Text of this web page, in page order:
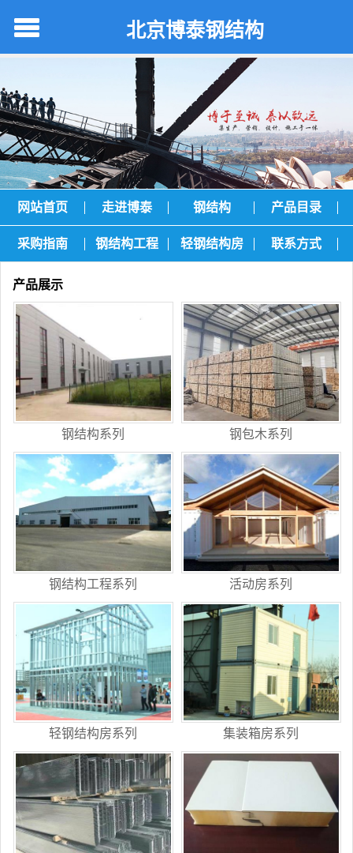
北京博泰钢结构
网站首页 走进博泰 钢结构 产品目录
采购指南 钢结构工程 轻钢结构房 联系方式
产品展示
钢结构系列 钢包木系列
钢结构工程系列 活动房系列
轻钢结构房系列 集装箱房系列